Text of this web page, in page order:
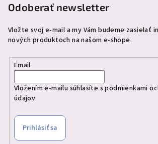
Odoberať newsletter
Vložte svoj e-mail a my Vám budeme zasielať
nových produktoch na našom e-shope.
Email
Vložením e-mailu súhlasíte spodmienkami
údajov
Prihlásiť sa